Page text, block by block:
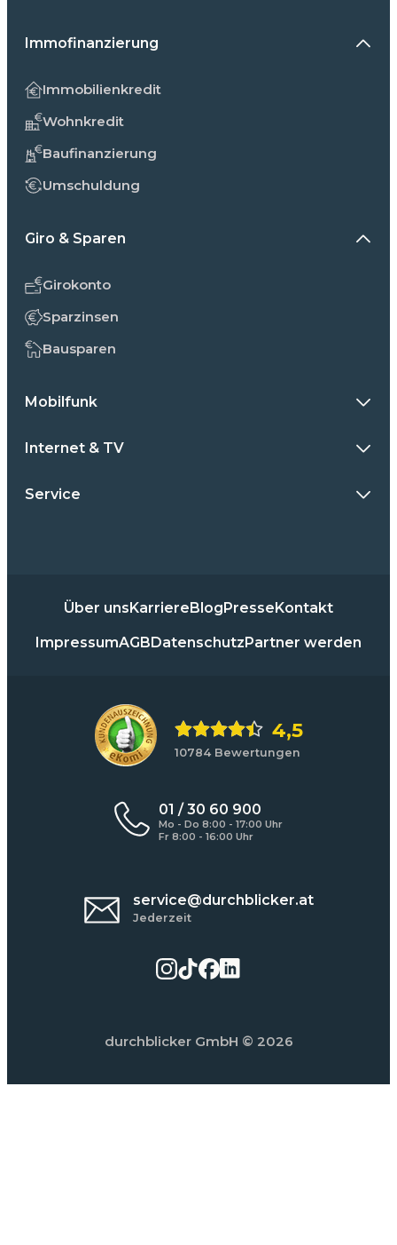
Immofinanzierung
Immobilienkredit
Wohnkredit
Baufinanzierung
Umschuldung
Giro & Sparen
Girokonto
Sparzinsen
Bausparen
Mobilfunk
Internet & TV
Service
Über unsKarriereBlogPresseKontakt
ImpressumAGBDatenschutzPartner werden
4,5
10784 Bewertungen
01 / 30 60 900
Mo - Do 8:00 - 17:00 Uhr
Fr 8:00 - 16:00 Uhr
service@durchblicker.at
Jederzeit
durchblicker GmbH © 2026